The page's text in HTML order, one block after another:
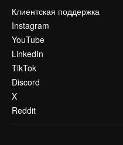
Клиентская поддержка
Instagram
YouTube
LinkedIn
TikTok
Discord
X
Reddit